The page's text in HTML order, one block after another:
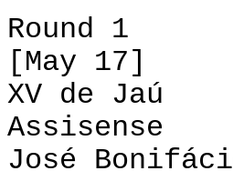
Round 1
[May 17]
XV de
José